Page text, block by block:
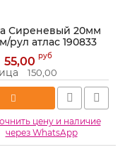
Сиреневый 20мм
рул атлас 190833
190833
55,00 руб
150,00
цену и наличие
через WhatsApp